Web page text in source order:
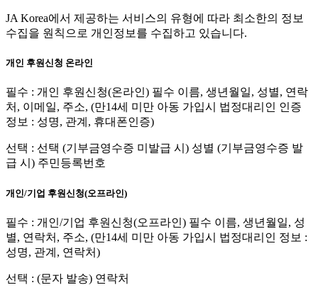
JA Korea에서 제공하는 서비스의 유형에 따라 최소한의 정보
수집을 원칙으로 개인정보를 수집하고 있습니다.
개인 후원신청 온라인
필수 : 개인 후원신청(온라인) 필수 이름, 생년월일, 성별, 연락
처, 이메일, 주소, (만14세 미만 아동 가입시 법정대리인 인증
정보 : 성명, 관계, 휴대폰인증)
선택 : 선택 (기부금영수증 미발급 시) 성별 (기부금영수증 발
급 시) 주민등록번호
개인/기업 후원신청(오프라인)
필수 : 개인/기업 후원신청(오프라인) 필수 이름, 생년월일, 성
별, 연락처, 주소, (만14세 미만 아동 가입시 법정대리인 정보 :
성명, 관계, 연락처)
선택 : (문자 발송) 연락처